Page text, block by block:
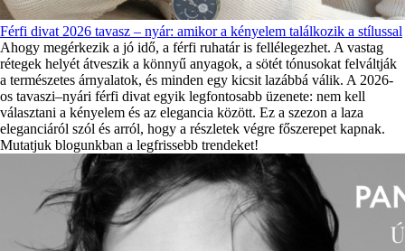
Férfi divat 2026 tavasz – nyár: amikor a kényelem találkozik a stílussal
Ahogy megérkezik a jó idő, a férfi ruhatár is fellélegezhet. A vastag
rétegek helyét átveszik a könnyű anyagok, a sötét tónusokat felváltják
a természetes árnyalatok, és minden egy kicsit lazábbá válik. A 2026-
os tavaszi–nyári férfi divat egyik legfontosabb üzenete: nem kell
választani a kényelem és az elegancia között. Ez a szezon a laza
eleganciáról szól és arról, hogy a részletek végre főszerepet kapnak.
Mutatjuk blogunkban a legfrissebb trendeket!